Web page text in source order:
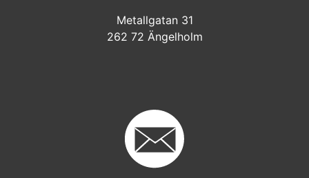
Metallgatan 31
262 72 Ängelholm